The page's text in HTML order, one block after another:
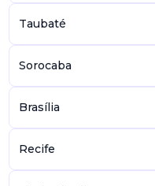
Taubaté
Sorocaba
Brasília
Recife